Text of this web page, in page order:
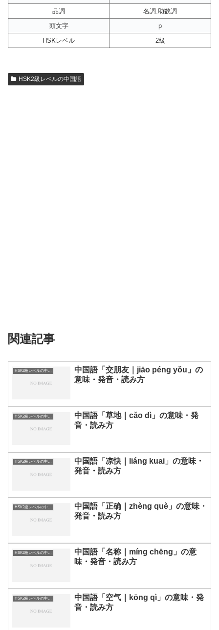
品詞
名詞,助数詞
頭文字
p
HSKレベル
2級
HSK2級レベルの中国語
関連記事
中国語「交朋友｜jiāo péng yǒu」の
意味・発音・読み方
中国語「草地｜cǎo dì」の意味・発
音・読み方
HSK2級レベルの中国語
中国語「凉快｜liáng kuai」の意味・
発音・読み方
HSK2級レベルの中国語
中国語「正确｜zhèng què」の意味・
発音・読み方
HSK2級レベルの中国語
中国語「名称｜míng chēng」の意
味・発音・読み方
HSK2級レベルの中国語
中国語「空气｜kōng qì」の意味・発
音・読み方